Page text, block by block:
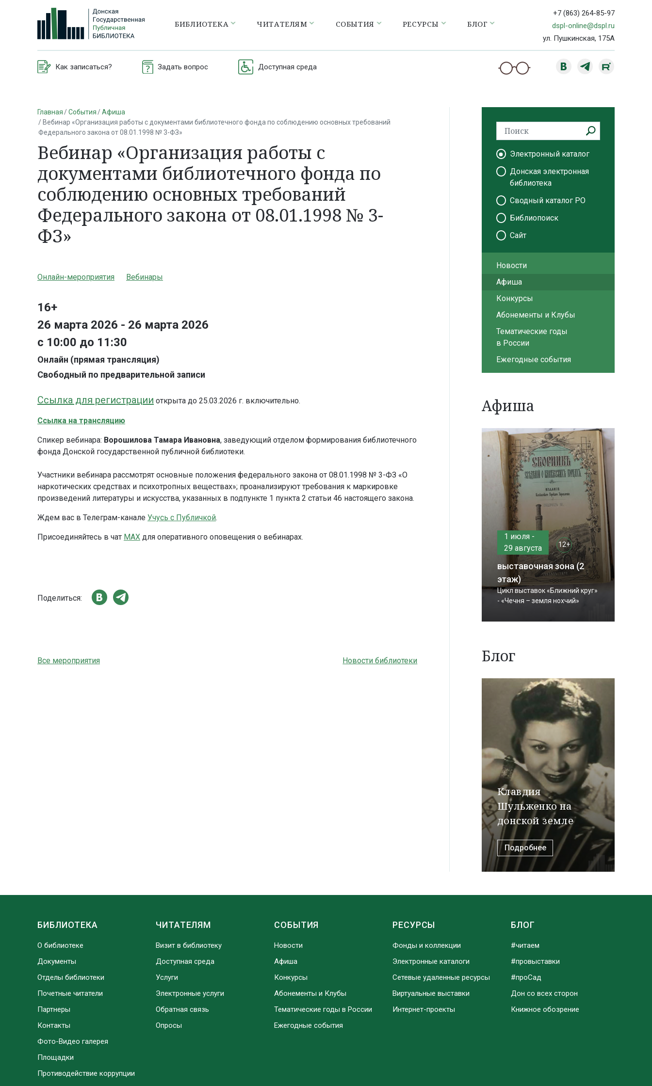
БИБЛИОТЕКА ЧИТАТЕЛЯМ СОБЫТИЯ РЕСУРСЫ БЛОГ
+7 (863) 264-85-97
dspl-online@dspl.ru
ул. Пушкинская, 175А
Как записаться? Задать вопрос Доступная среда
Главная События
Афиша
Вебинар «Организация работы с документами библиотечного фонда по соблюдению основных требований
Федерального закона от 08.01.1998 № 3-ФЗ»
Вебинар «Организация работы с
документами библиотечного фонда по
соблюдению основных требований
Федерального закона от 08.01.1998 № 3-
ФЗ»
Онлайн-мероприятия Вебинары
16+
26 марта 2026 - 26 марта 2026
с 10:00 до 11:30
Онлайн (прямая трансляция)
Свободный по предварительной записи
Ссылка для регистрации открыта до 25.03.2026 г. включительно.
Ссылка на трансляцию
Спикер вебинара: Ворошилова Тамара Ивановна, заведующий отделом формирования библиотечного
фонда Донской государственной публичной библиотеки.
Участники вебинара рассмотрят основные положения федерального закона от 08.01.1998 № 3-ФЗ «О
наркотических средствах и психотропных веществах»; проанализируют требования к маркировке
произведений литературы и искусства, указанных в подпункте 1 пункта 2 статьи 46 настоящего закона.
Ждем вас в Телеграм-канале Учусь с Публичкой.
Присоединяйтесь в чат МАХ для оперативного оповещения о вебинарах.
Поделиться:
Все мероприятия Новости библиотеки
Электронный каталог
Донская электронная
библиотека
Сводный каталог РО
Библиопоиск
Сайт
Новости
Афиша
Конкурсы
Абонементы и Клубы
Тематические годы
в России
Ежегодные события
Афиша
1 июля -
29 августа
12+
выставочная зона (2
этаж)
Цикл выставок «Ближний круг»
- «Чечня – земля нохчий»
Блог
Клавдия
Шульженко на
донской земле
Подробнее
БИБЛИОТЕКА
О библиотеке
Документы
Отделы библиотеки
Почетные читатели
Партнеры
Контакты
Фото-Видео галерея
Площадки
Противодействие коррупции
ЧИТАТЕЛЯМ
Визит в библиотеку
Доступная среда
Услуги
Электронные услуги
Обратная связь
Опросы
СОБЫТИЯ
Новости
Афиша
Конкурсы
Абонементы и Клубы
Тематические годы в России
Ежегодные события
РЕСУРСЫ
Фонды и коллекции
Электронные каталоги
Сетевые удаленные ресурсы
Виртуальные выставки
Интернет-проекты
БЛОГ
#читаем
#провыставки
#проСад
Дон со всех сторон
Книжное обозрение